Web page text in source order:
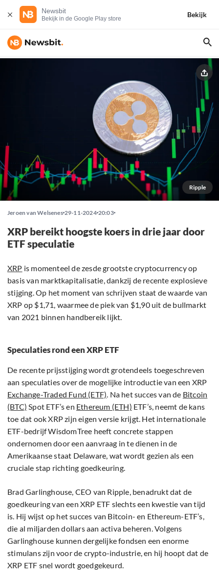
Newsbit
Bekijk in de Google Play store
Bekijk
Ripple
Jeroen van Welsenes 29-11-2024 20:03
XRP bereikt hoogste koers in drie jaar door
ETF speculatie
XRP is momenteel de zesde grootste cryptocurrency op
basis van marktkapitalisatie, dankzij de recente explosieve
stijging. Op het moment van schrijven staat de waarde van
XRP op $1,71, waarmee de piek van $1,90 uit de bullmarkt
van 2021 binnen handbereik lijkt.
Speculaties rond een XRP ETF
De recente prijsstijging wordt grotendeels toegeschreven
aan speculaties over de mogelijke introductie van een XRP
Exchange-Traded Fund (ETF). Na het succes van de Bitcoin
(BTC) Spot ETF’s en Ethereum (ETH) ETF’s, neemt de kans
toe dat ook XRP zijn eigen versie krijgt. Het internationale
ETF-bedrijf WisdomTree heeft concrete stappen
ondernomen door een aanvraag in te dienen in de
Amerikaanse staat Delaware, wat wordt gezien als een
cruciale stap richting goedkeuring.
Brad Garlinghouse, CEO van Ripple, benadrukt dat de
goedkeuring van een XRP ETF slechts een kwestie van tijd
is. Hij wijst op het succes van Bitcoin- en Ethereum-ETF’s,
die al miljarden dollars aan activa beheren. Volgens
Garlinghouse kunnen dergelijke fondsen een enorme
stimulans zijn voor de crypto-industrie, en hij hoopt dat de
XRP ETF snel wordt goedgekeurd.